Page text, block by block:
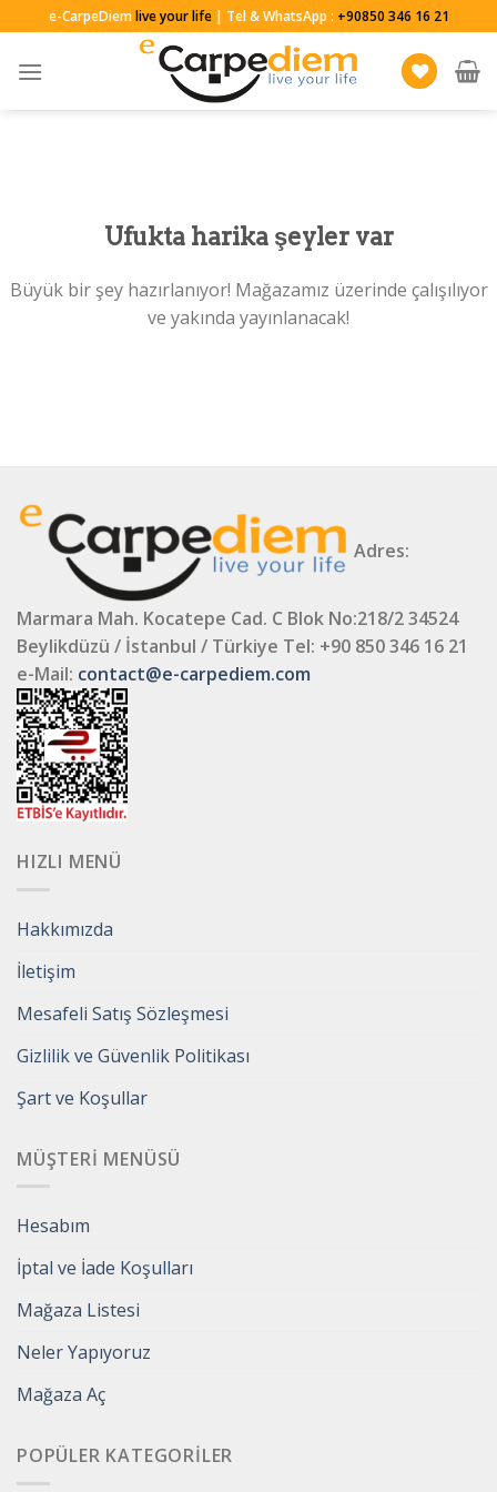
to
content
e-CarpeDiemlive your life| Tel & WhatsApp : +90850 346 16 21
Ufukta harika şeyler var
Büyük bir şey hazırlanıyor! Mağazamız üzerinde çalışılıyor
ve yakında yayınlanacak!
Adres:
Marmara Mah. Kocatepe Cad. C Blok No:218/2 34524
Beylikdüzü / İstanbul / Türkiye Tel: +90 850 346 16 21
e-Mail: contact@e-carpediem.com
HIZLI MENÜ
Hakkımızda
İletişim
Mesafeli Satış Sözleşmesi
Gizlilik ve Güvenlik Politikası
Şart ve Koşullar
MÜŞTERI MENÜSÜ
Hesabım
İptal ve İade Koşulları
Mağaza Listesi
Neler Yapıyoruz
Mağaza Aç
POPÜLER KATEGORILER